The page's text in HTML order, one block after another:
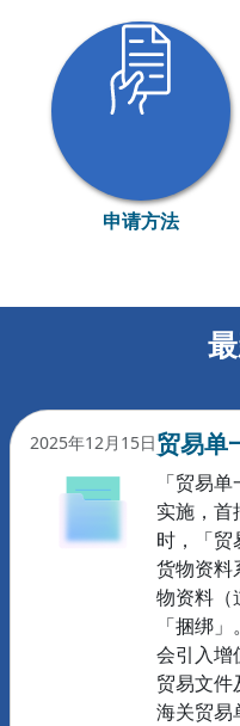
申请方法
2025年12月15日贸易单
「贸易
实施，首
时，「贸
货物资料
物资料（
「捆绑
会引入增
贸易文件
海关贸易